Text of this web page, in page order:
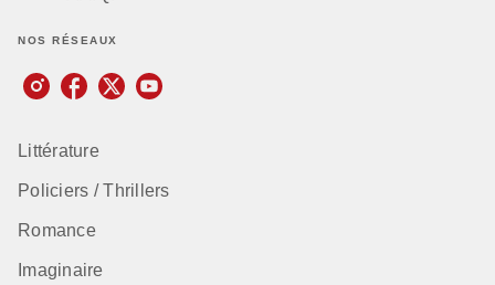
NOS RÉSEAUX
Littérature
Policiers / Thrillers
Romance
Imaginaire